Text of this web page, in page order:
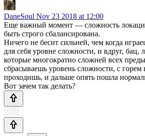
DaneSoul Nov 23 2018 at 12:00
Еще важный момент — сложность
быть строго сбалансирована.
Ничего не бесит сильней, чем когда
для себя уровне сложности, и вдруг, бац,
которые многократно сложней всех
сбрасываешь уровень сложности, с горем
проходишь, и дальше опять пошла
Вот зачем так делать?